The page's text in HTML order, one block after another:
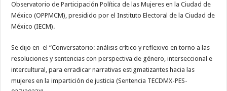
Observatorio de Participación Política de las Mujeres en la Ciudad de
México (OPPMCM), presidido por el Instituto Electoral de la Ciudad de
México (IECM).
Se dijo en el “Conversatorio: análisis crítico y reflexivo en torno a las
resoluciones y sentencias con perspectiva de género, interseccional e
intercultural, para erradicar narrativas estigmatizantes hacia las
mujeres en la impartición de justicia (Sentencia TECDMX-PES-